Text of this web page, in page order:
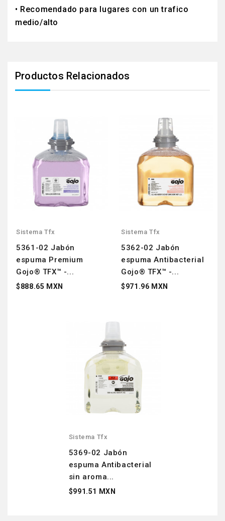
• Recomendado para lugares con un trafico
medio/alto
Productos Relacionados
Sistema Tfx
5361-02 Jabón
espuma Premium
Gojo® TFX™ -...
$888.65 MXN
Sistema Tfx
5362-02 Jabón
espuma Antibacterial
Gojo® TFX™ -...
$971.96 MXN
Sistema Tfx
5369-02 Jabón
espuma Antibacterial
sin aroma...
$991.51 MXN